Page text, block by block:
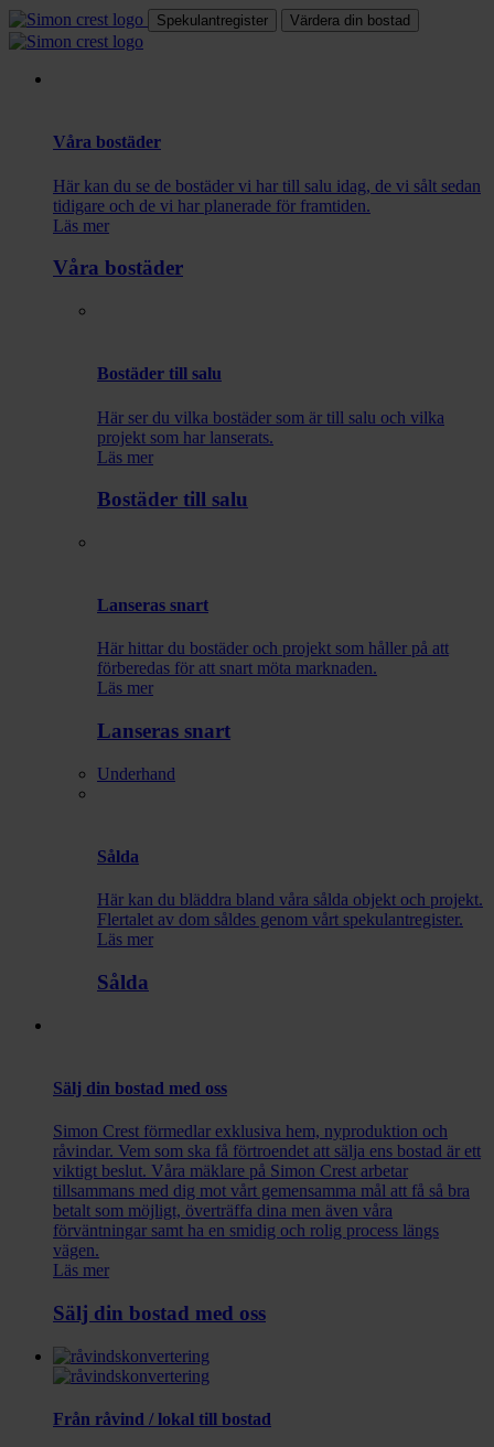
Spekulantregister Värdera din bostad
Våra bostäder
Här kan du se de bostäder vi har till salu idag, de vi sålt sedan
tidigare och de vi har planerade för framtiden.
Läs mer
Våra bostäder
Bostäder till salu
Här ser du vilka bostäder som är till salu och vilka
projekt som har lanserats.
Läs mer
Bostäder till salu
Lanseras snart
Här hittar du bostäder och projekt som håller på att
förberedas för att snart möta marknaden.
Läs mer
Lanseras snart
Underhand
Sålda
Här kan du bläddra bland våra sålda objekt och projekt.
Flertalet av dom såldes genom vårt spekulantregister.
Läs mer
Sålda
Sälj din bostad med oss
Simon Crest förmedlar exklusiva hem, nyproduktion och
råvindar. Vem som ska få förtroendet att sälja ens bostad är ett
viktigt beslut. Våra mäklare på Simon Crest arbetar
tillsammans med dig mot vårt gemensamma mål att få så bra
betalt som möjligt, överträffa dina men även våra
förväntningar samt ha en smidig och rolig process längs
vägen.
Läs mer
Sälj din bostad med oss
Från råvind / lokal till bostad